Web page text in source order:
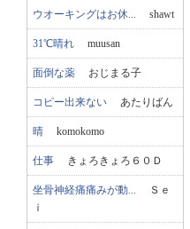
ウオーキングはお休... shawt
31℃晴れ muusan
面倒な薬 おじまる子
コピー出来ない あたりばん
晴 komokomo
仕事 きょろきょろ６０Ｄ
坐骨神経痛痛みが動...
Ｓｅ
ｉ